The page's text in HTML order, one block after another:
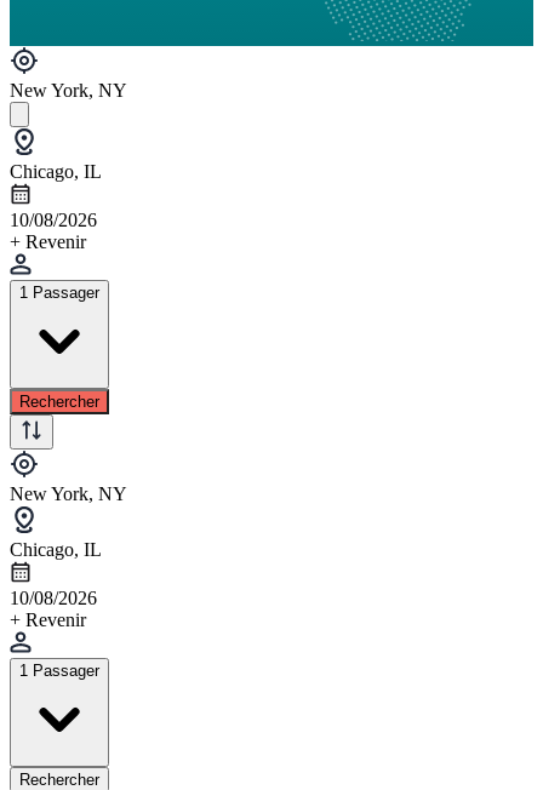
New York, NY
Chicago, IL
10/08/2026
+ Revenir
1 Passager
Rechercher
New York, NY
Chicago, IL
10/08/2026
+ Revenir
1 Passager
Rechercher